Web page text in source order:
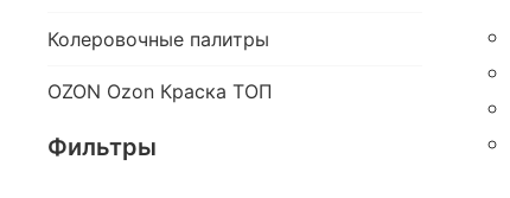
Колеровочные палитры
OZON Ozon Краска ТОП
Фильтры